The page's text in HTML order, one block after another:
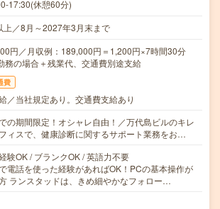
17:30(休憩60分)
上／8月～2027年3月末まで
円／月収例：189,000円＝1,200円×7時間30分
務の場合＋残業代、交通費別途支給
費
／当社規定あり。交通費支給あり
の期間限定！オシャレ自由！／万代島ビルのキレ
ィスで、健康診断に関するサポート業務をお…
験OK / ブランクOK / 英語力不要
電話を使った経験があればOK！PCの基本操作が
ランスタッドは、きめ細やかなフォロー…